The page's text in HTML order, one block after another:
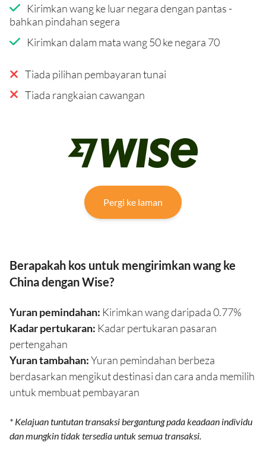
Kirimkan wang ke luar negara dengan pantas -
bahkan pindahan segera
Kirimkan dalam mata wang 50 ke negara 70
Tiada pilihan pembayaran tunai
Tiada rangkaian cawangan
Pergi ke laman
Berapakah kos untuk mengirimkan wang ke
China dengan Wise?
Yuran pemindahan: Kirimkan wang daripada 0.77%
Kadar pertukaran: Kadar pertukaran pasaran
pertengahan
Yuran tambahan:Yuran pemindahan berbeza
berdasarkan mengikut destinasi dan cara anda memilih
untuk membuat pembayaran
* Kelajuan tuntutan transaksi bergantung pada keadaan individu
dan mungkin tidak tersedia untuk semua transaksi.